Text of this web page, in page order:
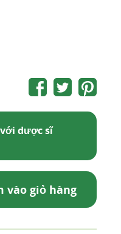
dược sĩ
vào giỏ hàng